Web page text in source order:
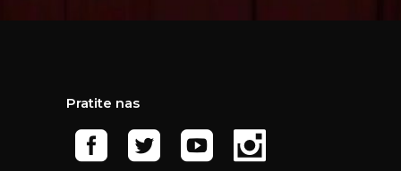
Pratite nas